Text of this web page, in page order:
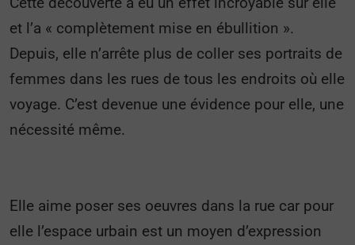
et l’a « complètement mise en ébullition ».
Depuis, elle n’arrête plus de coller ses portraits de
femmes dans les rues de tous les endroits où elle
voyage. C’est devenue une évidence pour elle, une
nécessité même.
Elle aime poser ses oeuvres dans la rue car pour
elle l’espace urbain est un moyen d’expression